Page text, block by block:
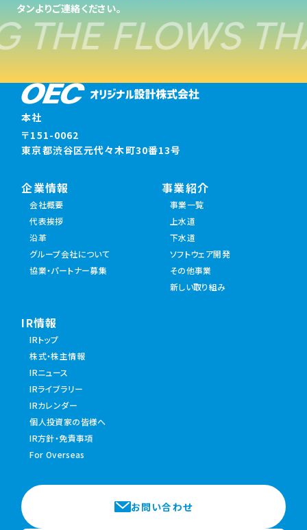
タンよりご連絡ください。
THE FLOWS
本社
〒151-0062
東京都渋谷区元代々木町30番13号
企業情報
会社概要
代表挨拶
沿革
グループ会社について
協業・パートナー募集
事業紹介
事業一覧
上水道
下水道
ソフトウェア開発
その他事業
新しい取り組み
IR情報
IRトップ
株式・株主情報
IRニュース
IRライブラリー
IRカレンダー
個人投資家の皆様へ
IR方針・免責事項
For Overseas
お問い合わせ